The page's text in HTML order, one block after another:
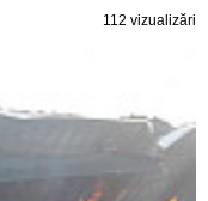
112 vizualizări